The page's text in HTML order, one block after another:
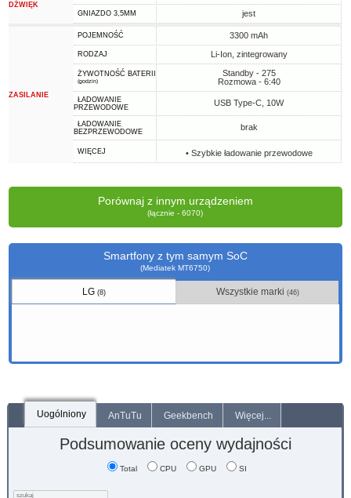
DŹWIĘK
GNIAZDO 3,5MM jest
ZASILANIE
POJEMNOŚĆ 3300 mAh
RODZAJ Li-Ion, zintegrowany
ŻYWOTNOŚĆ BATERII
(godzin)
Standby - 275
Rozmowa - 6:40
ŁADOWANIE
PRZEWODOWE
USB Type-C, 10W
ŁADOWANIE
BEZPRZEWODOWE
brak
WIĘCEJ • Szybkie ładowanie przewodowe
Porównaj z innym urządzeniem
(łącznie - 6070)
Smartfony z tym samym SoC
(Mediatek MT6750)
LG(8) Wszystkie marki (46)
Uogólniony AnTuTu Geekbench Więcej...
Podsumowanie oceny wydajności
Total CPU GPU SI